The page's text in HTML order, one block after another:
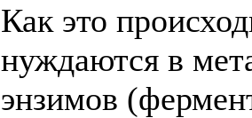
Как это
нуждаются в
энзимов